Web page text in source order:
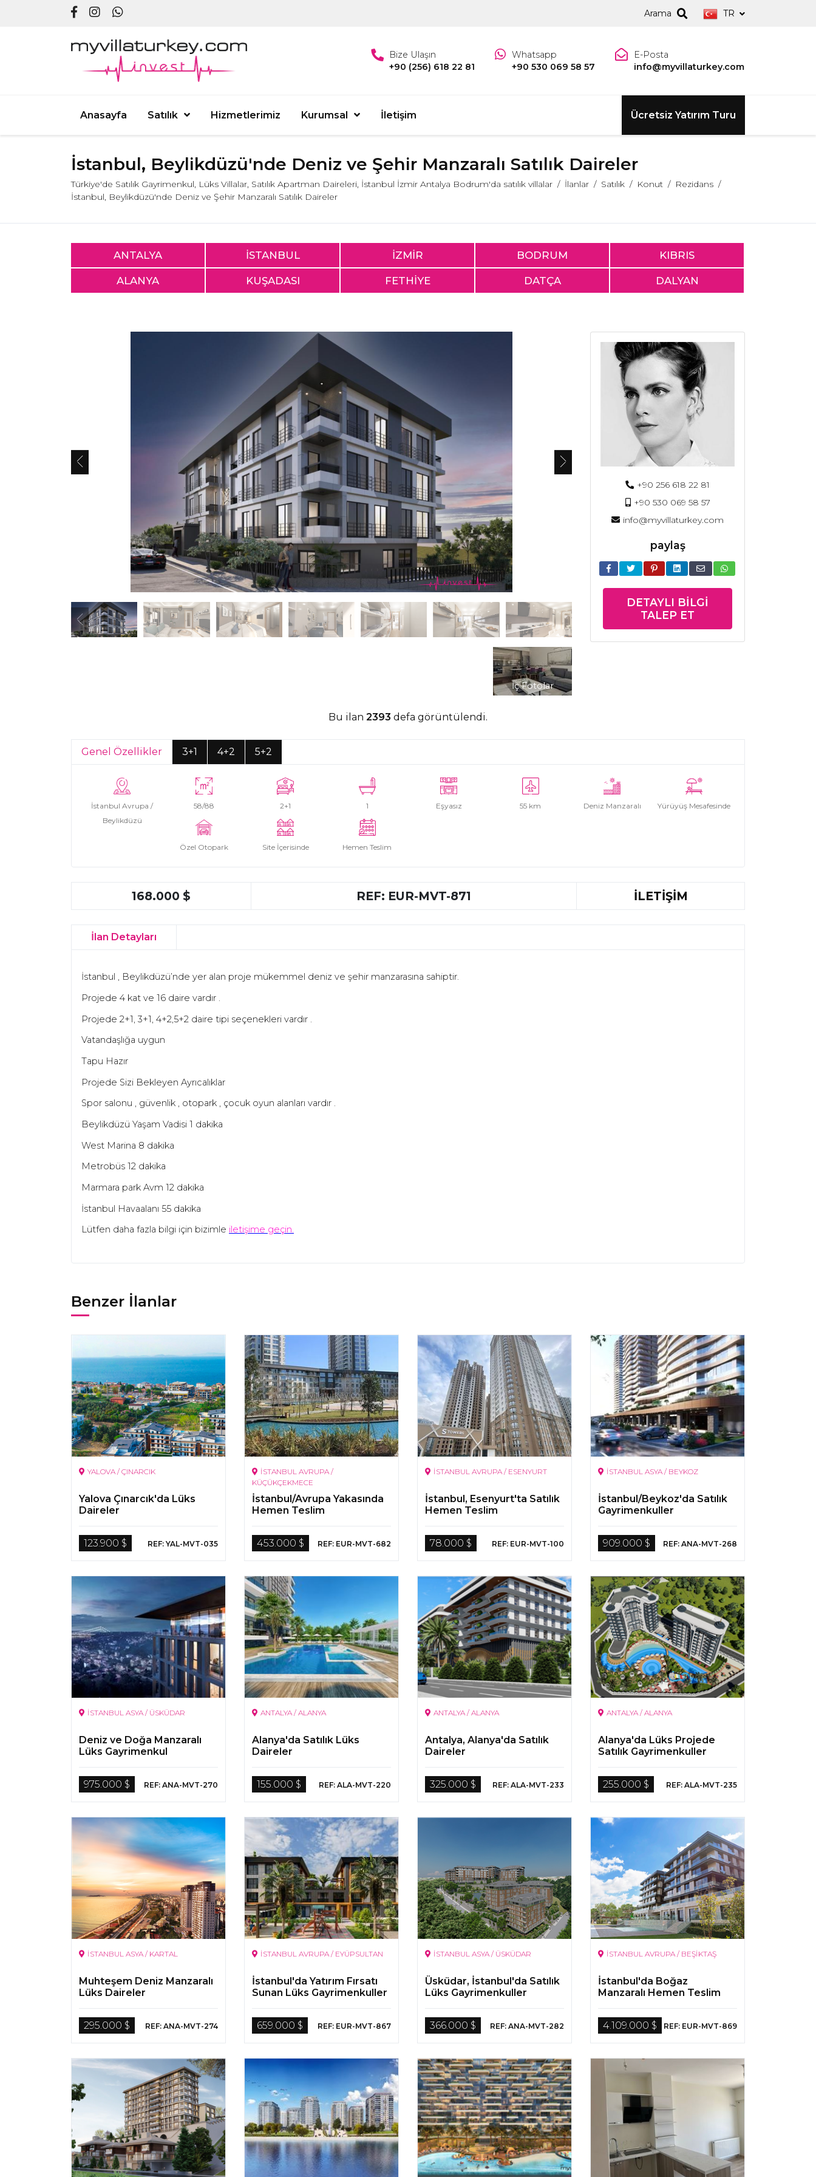
Arama TR
Bize Ulaşın
+90 (256) 618 22 81
Whatsapp
+90 530 069 58 57
E-Posta
info@myvillaturkey.com
Anasayfa Satılık Hizmetlerimiz Kurumsal İletişim Ücretsiz Yatırım Turu
İstanbul, Beylikdüzü'nde Deniz ve Şehir Manzaralı Satılık Daireler
Türkiye'de Satılık Gayrimenkul, Lüks Villalar, Satılık Apartman Daireleri, İstanbul İzmir Antalya Bodrum'da satılık villalar İlanlar Satılık Konut
Rezidans
İstanbul, Beylikdüzü'nde Deniz ve Şehir Manzaralı Satılık Daireler
ANTALYA İSTANBUL İZMİR BODRUM KIBRIS
ALANYA KUŞADASI FETHİYE DATÇA DALYAN
İç Fotolar
+90 256 618 22 81
+90 530 069 58 57
info@myvillaturkey.com
paylaş
DETAYLI BILGI
TALEP ET
Bu ilan 2393 defa görüntülendi.
Genel Özellikler 3+1 4+2 5+2
İstanbul Avrupa /
Beylikdüzü
58/88 2+1 1 Eşyasız 55 km Deniz Manzaralı Yürüyüş Mesafesinde
Özel Otopark Site İçerisinde Hemen Teslim
168.000 $ REF: EUR-MVT-871 İLETİŞİM
İlan Detayları
İstanbul , Beylikdüzü’nde yer alan proje mükemmel deniz ve şehir manzarasına sahiptir.
Projede 4 kat ve 16 daire vardır .
Projede 2+1, 3+1, 4+2,5+2 daire tipi seçenekleri vardır .
Vatandaşlığa uygun
Tapu Hazır
Projede Sizi Bekleyen Ayrıcalıklar
Spor salonu , güvenlik , otopark , çocuk oyun alanları vardır .
Beylikdüzü Yaşam Vadisi 1 dakika
West Marina 8 dakika
Metrobüs 12 dakika
Marmara park Avm 12 dakika
İstanbul Havaalanı 55 dakika
Lütfen daha fazla bilgi için bizimle iletişime geçin.
Benzer İlanlar
YALOVA / ÇINARCIK
Yalova Çınarcık'da Lüks
Daireler
123.900 $ REF: YAL-MVT-035
İSTANBUL AVRUPA /
KÜÇÜKÇEKMECE
İstanbul/Avrupa Yakasında
Hemen Teslim
453.000 $
REF: EUR-MVT-682
İSTANBUL AVRUPA / ESENYURT
İstanbul, Esenyurt'ta Satılık
Hemen Teslim
78.000 $
REF: EUR-MVT-100
İSTANBUL ASYA / BEYKOZ
İstanbul/Beykoz'da Satılık
Gayrimenkuller
909.000 $ REF: ANA-MVT-268
İSTANBUL ASYA / ÜSKÜDAR
Deniz ve Doğa Manzaralı
Lüks Gayrimenkul
975.000 $ REF: ANA-MVT-270
ANTALYA / ALANYA
Alanya'da Satılık Lüks
Daireler
155.000 $ REF: ALA-MVT-220
ANTALYA / ALANYA
Antalya, Alanya'da Satılık
Daireler
325.000 $ REF: ALA-MVT-233
ANTALYA / ALANYA
Alanya'da Lüks Projede
Satılık Gayrimenkuller
255.000 $ REF: ALA-MVT-235
İSTANBUL ASYA / KARTAL
Muhteşem Deniz Manzaralı
Lüks Daireler
295.000 $ REF: ANA-MVT-274
İSTANBUL AVRUPA / EYÜPSULTAN
İstanbul'da Yatırım Fırsatı
Sunan Lüks Gayrimenkuller
659.000 $ REF: EUR-MVT-867
İSTANBUL ASYA / ÜSKÜDAR
Üsküdar, İstanbul'da Satılık
Lüks Gayrimenkuller
366.000 $ REF: ANA-MVT-282
İSTANBUL AVRUPA / BEŞİKTAŞ
İstanbul'da Boğaz
Manzaralı Hemen Teslim
4.109.000 $
REF: EUR-MVT-869